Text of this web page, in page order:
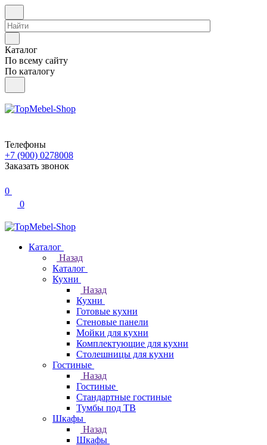
Каталог
По всему сайту
По каталогу
Телефоны
+7 (900) 0278008
Заказать звонок
0
0
Каталог
Назад
Каталог
Кухни
Назад
Кухни
Готовые кухни
Стеновые панели
Мойки для кухни
Комплектующие для кухни
Столешницы для кухни
Гостиные
Назад
Гостиные
Стандартные гостиные
Тумбы под ТВ
Шкафы
Назад
Шкафы